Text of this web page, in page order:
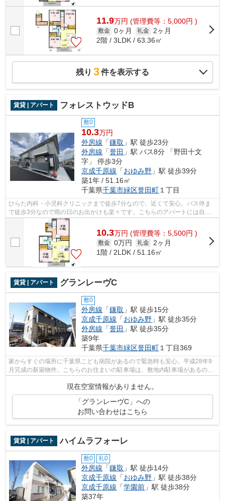
11.9万円 (管理費等：5,000円 )
敷金 0ヶ月 礼金
2ヶ月
2階 / 3LDK / 63.36㎡
残り 3件を表示する
賃貸 | アパート フォレストウッドB
敷0
10.3万円
外房線 「鎌取 」駅 徒歩23分
外房線 「誉田 」駅 バス8分 「野田十文
字」 停歩3分
京成千原線 「おゆみ野 」駅 徒歩39分
築1年 / 51.16㎡
千葉県千葉市緑区誉田町１丁目
ひらた内科・小児科クリニックまで徒歩7分なので、近くて安心。バス停ま
で徒歩3分なので雨の日のお出かけも楽々です。こちらのアパートには自走
式駐車場があります。インターネットの...
10.3万円 (管理費等：5,500円 )
敷金 0万円 礼金
2ヶ月
1階 / 2LDK / 51.16㎡
賃貸 | アパート グランレーヴC
敷0
外房線 「鎌取 」駅 徒歩15分
京成千原線 「おゆみ野 」駅 徒歩35分
外房線 「誉田 」駅 徒歩35分
築9年
千葉県千葉市緑区誉田町１丁目369
家からすぐの場所に千葉県こども病院があるので緊急時も安心。平成28年9
月完成の新築物件。こちらのお住まいの駐車場は、敷地内駐車場があるので
現在空室情報がありません。
「グランレーヴC」への
お問い合わせはこちら
賃貸 | アパート ハイムラフォーレ
敷0 礼0
外房線 「鎌取 」駅 徒歩14分
京成千原線 「おゆみ野 」駅 徒歩38分
京成千原線 「学園前 」駅 徒歩38分
築37年